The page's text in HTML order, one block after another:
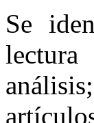
Se